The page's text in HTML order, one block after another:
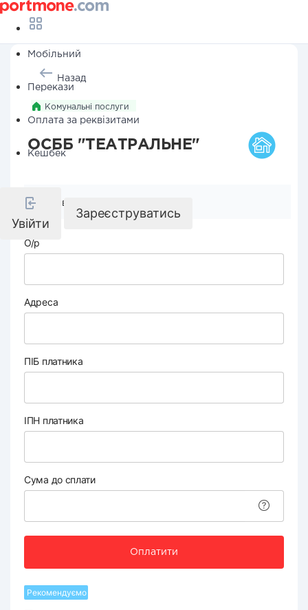
Мобільний
Перекази
Оплата за реквізитами
Кешбек
Увійти
Зареєструватись
Назад
Комунальні послуги
ОСББ "ТЕАТРАЛЬНЕ"
Реквізити компанії
О/р
Адреса
ПІБ платника
ІПН платника
Сума до сплати
Оплатити
Рекомендуємо